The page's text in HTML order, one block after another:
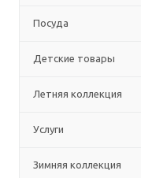
Посуда
Детские товары
Летняя коллекция
Услуги
Зимняя коллекция